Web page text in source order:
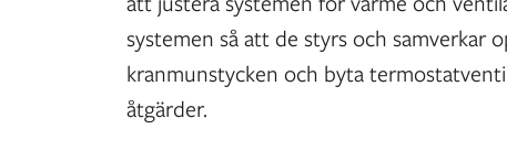
systemen så att de styrs och samverkar
kranmunstycken och byta
åtgärder.